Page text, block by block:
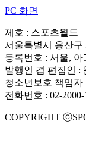
PC 화면
제호 : 스포츠월드
서울특별시 용산구
등록번호 : 서울, 아
발행인 겸 편집인 :
청소년보호 책임자
전화번호 : 02-2000-
COPYRIGHT